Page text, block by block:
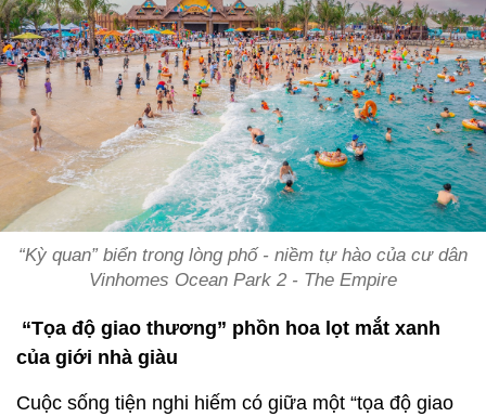
“Kỳ quan” biển trong lòng phố - niềm tự hào của cư dân
Vinhomes Ocean Park 2 - The Empire
“Tọa độ giao thương” phồn hoa lọt mắt xanh
của giới nhà giàu
Cuộc sống tiện nghi hiếm có giữa một “tọa độ giao